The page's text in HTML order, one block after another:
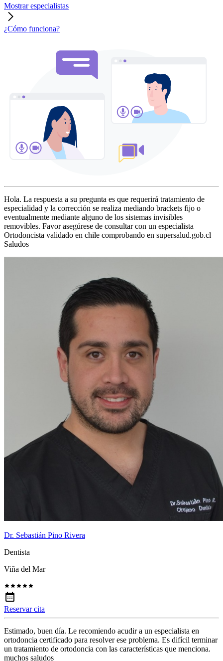
Mostrar especialistas
¿Cómo funciona?
Hola. La respuesta a su pregunta es que requerirá tratamiento de
especialidad y la corrección se realiza mediando brackets fijo o
eventualmente mediante alguno de los sistemas invisibles
removibles. Favor asegúrese de consultar con un especialista
Ortodoncista validado en chile comprobando en supersalud.gob.cl
Saludos
Dr. Sebastián Pino Rivera
Dentista
Viña del Mar
Reservar cita
Estimado, buen día. Le recomiendo acudir a un especialista en
ortodoncia certificado para resolver ese problema. Es difícil terminar
un tratamiento de ortodoncia con las características que menciona.
muchos saludos